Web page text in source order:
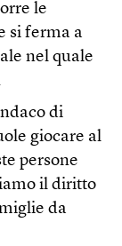
le
si ferma a
nel quale
di
giocare al
persone
il diritto
da